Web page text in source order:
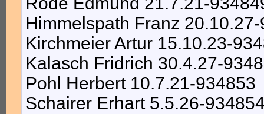
Himmelspath Franz
Kirchmeier Artur 15.10.23-
Kalasch Fridrich 30.4.27-
Pohl Herbert 10.7.21-934853
Schairer Erhart 5.5.26-